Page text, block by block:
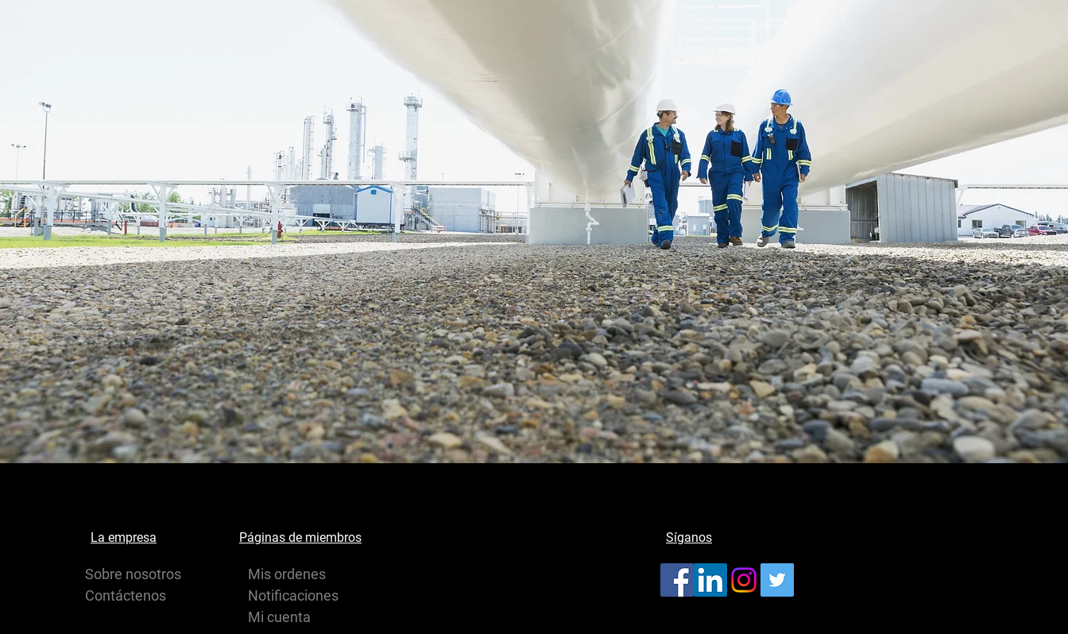
La empresa
Sobre nosotros
Contáctenos
Páginas de miembros
Mis ordenes
Notificaciones
Mi cuenta
Síganos